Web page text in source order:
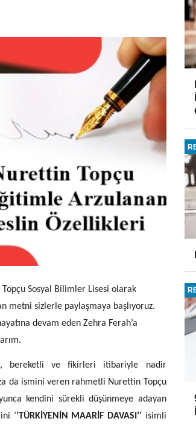
Sosyal Bilimler Lisesi olarak
metni sizlerle paylaşmaya başlıyoruz.
devam eden Zehra Ferah’a
bereketli ve fikirleri itibariyle nadir
da ismini veren rahmetli Nurettin Topçu
kendini sürekli düşünmeye adayan
‘’TÜRKİYENİN MAARİF DAVASI’’ isimli